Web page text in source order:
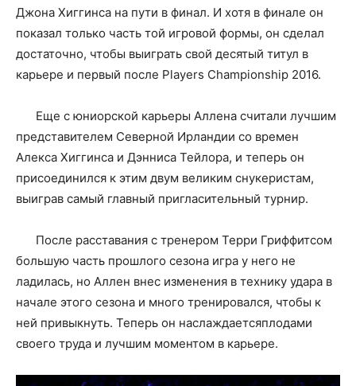
Джона Хиггинса на пути в финал. И хотя в финале он
показал только часть той игровой формы, он сделал
достаточно, чтобы выиграть свой десятый титул в
карьере и первый после Players Championship 2016.
Еще с юниорской карьеры Аллена считали лучшим
представителем Северной Ирландии со времен
Алекса Хиггинса и Дэнниса Тейлора, и теперь он
присоединился к этим двум великим снукеристам,
выиграв самый главный пригласительный турнир.
После расставания с тренером Терри Гриффитсом
большую часть прошлого сезона игра у него не
ладилась, но Аллен внес изменения в технику удара в
начале этого сезона и много тренировался, чтобы к
ней привыкнуть. Теперь он наслаждаетсяплодами
своего труда и лучшим моментом в карьере.